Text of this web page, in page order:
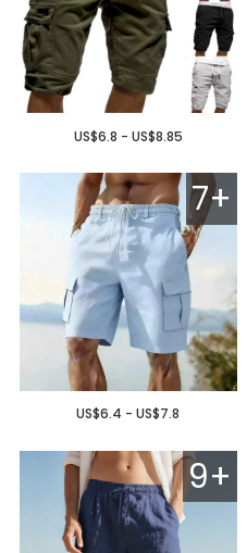
US$6.8 - US$8.85
7+
US$6.4 - US$7.8
9+